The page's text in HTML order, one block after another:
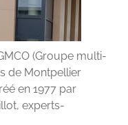
(Groupe multi-
de Montpellier
en 1977 par
experts-